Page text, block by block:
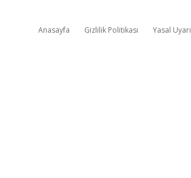
Anasayfa Gizlilik Politikası Yasal Uyarı